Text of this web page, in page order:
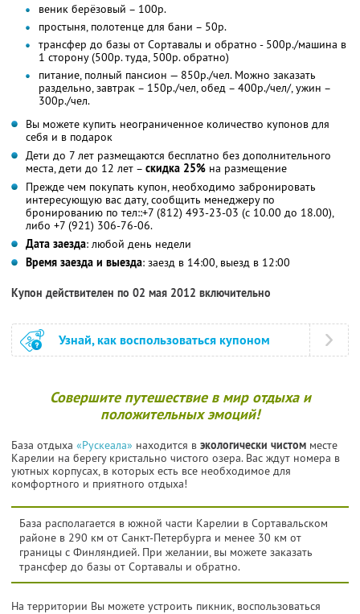
веник берёзовый – 100р.
простыня, полотенце для бани – 50р.
трансфер до базы от Сортавалы и обратно - 500р./машина в
1 сторону (500р. туда, 500р. обратно)
питание, полный пансион — 850р./чел. Можно заказать
раздельно, завтрак – 150р./чел, обед – 400р./чел/, ужин –
300р./чел.
Вы можете купить неограниченное количество купонов для
себя и в подарок
Дети до 7 лет размещаются бесплатно без дополнительного
места, дети до 12 лет – скидка 25% на размещение
Прежде чем покупать купон, необходимо забронировать
интересующую вас дату, сообщить менеджеру по
бронированию по тел::+7 (812) 493-23-03 (с 10.00 до 18.00),
либо +7 (921) 306-76-06.
Дата заезда: любой день недели
Время заезда и выезда: заезд в 14:00, выезд в 12:00
Купон действителен по 02 мая 2012 включительно
Узнай, как воспользоваться купоном
Совершите путешествие в мир отдыха и
положительных эмоций!
База отдыха «Рускеала» находится в экологически чистом месте
Карелии на берегу кристально чистого озера. Вас ждут номера в
уютных корпусах, в которых есть все необходимое для
комфортного и приятного отдыха!
База располагается в южной части Карелии в Сортавальском
районе в 290 км от Санкт-Петербурга и менее 30 км от
границы с Финляндией. При желании, вы можете заказать
трансфер до базы от Сортавалы и обратно.
На территории Вы можете устроить пикник, воспользоваться